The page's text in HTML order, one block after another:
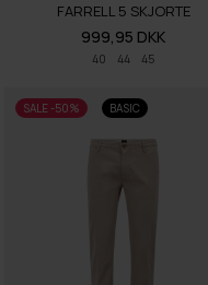
40 44 45
FARRELL 5 SKJORTE
999,95 DKK
SALE -50% BASIC